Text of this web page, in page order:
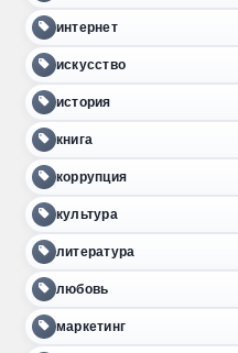
интернет
искусство
история
книга
коррупция
культура
литература
любовь
маркетинг